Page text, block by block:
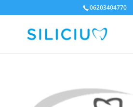
06203404770